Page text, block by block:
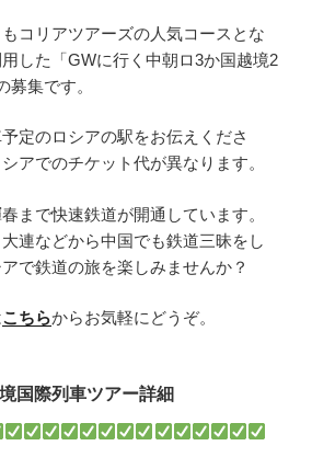
コリアツアーズの人気コースとな
した「GWに行く中朝ロ3か国越境2
募集です。
定のロシアの駅をお伝えくださ
アでのチケット代が異なります。
まで快速鉄道が開通しています。
連などから中国でも鉄道三昧をし
で鉄道の旅を楽しみませんか？
こちらからお気軽にどうぞ。
国際列車ツアー詳細